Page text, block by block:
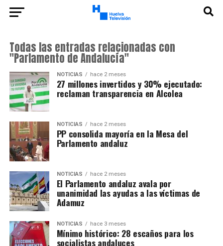
Todas las entradas relacionadas con
"Parlamento de Andalucía"
NOTICIAS hace 2 meses
27 millones invertidos y 30% ejecutado:
reclaman transparencia en Alcolea
NOTICIAS hace 2 meses
PP consolida mayoría en la Mesa del
Parlamento andaluz
NOTICIAS hace 2 meses
El Parlamento andaluz avala por
unanimidad las ayudas a las víctimas de
Adamuz
NOTICIAS hace 3 meses
Mínimo histórico: 28 escaños para los
socialistas andaluces